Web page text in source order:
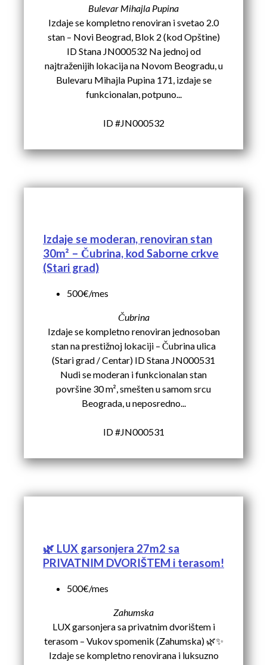
Bulevar Mihajla Pupina
Izdaje se kompletno renoviran i svetao 2.0
stan – Novi Beograd, Blok 2 (kod Opštine)
ID Stana JN000532 Na jednoj od
najtraženijih lokacija na Novom Beogradu, u
Bulevaru Mihajla Pupina 171, izdaje se
funkcionalan, potpuno...
ID #JN000532
Izdaje se moderan, renoviran stan
30m² – Čubrina, kod Saborne crkve
(Stari grad)
500€/mes
Čubrina
Izdaje se kompletno renoviran jednosoban
stan na prestižnoj lokaciji – Čubrina ulica
(Stari grad / Centar) ID Stana JN000531
Nudi se moderan i funkcionalan stan
površine 30 m², smešten u samom srcu
Beograda, u neposredno...
ID #JN000531
🌿 LUX garsonjera 27m2 sa
PRIVATNIM DVORIŠTEM i terasom!
500€/mes
Zahumska
LUX garsonjera sa privatnim dvorištem i
terasom – Vukov spomenik (Zahumska) 🌿✨
Izdaje se kompletno renovirana i luksuzno